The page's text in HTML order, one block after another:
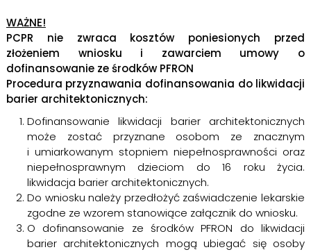
WAŻNE!
PCPR nie zwraca kosztów poniesionych przed
złożeniem wniosku i zawarciem umowy o
dofinansowanie ze środków PFRON
Procedura przyznawania dofinansowania do likwidacji
barier architektonicznych:
Dofinansowanie likwidacji barier architektonicznych
może zostać przyznane osobom ze znacznym
i umiarkowanym stopniem niepełnosprawności oraz
niepełnosprawnym dzieciom do 16 roku życia.
likwidacja barier architektonicznych.
Do wniosku należy przedłożyć zaświadczenie lekarskie
zgodne ze wzorem stanowiące załącznik do wniosku.
O dofinansowanie ze środków PFRON do likwidacji
barier architektonicznych mogą ubiegać się osoby